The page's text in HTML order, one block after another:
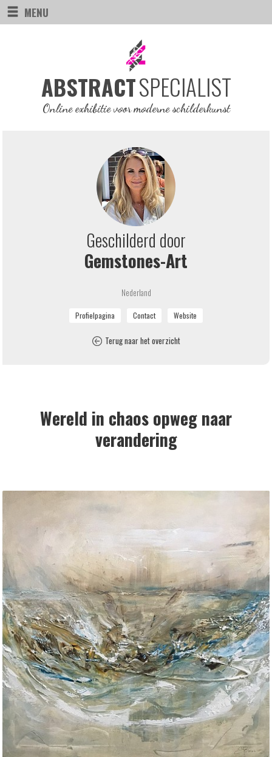
MENU
ABSTRACTSPECIALIST
Online exhibitie voor moderne schilderkunst
Geschilderd door
Gemstones-Art
Nederland
Terug naar het overzicht
Wereld in chaos opweg naar
verandering